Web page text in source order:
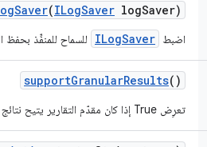
Saver(ILogSaver logSaver)
اضبط ILogSaver للسماح للمنفِّذ بحفظ
supportGranularResults()
تعرِض True إذا كان مقدّم التقارير يتيح نتائج تفصيلية، وFalse في الحالات الأخرى.